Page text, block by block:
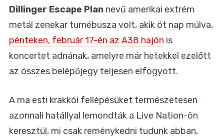
Dillinger Escape Plan nevű amerikai extrém
metál zenekar turnébusza volt, akik öt nap múlva,
pénteken, február 17-én az A38 hajón is
koncertet adnának, amelyre már hetekkel ezelőtt
az összes belépőjegy teljesen elfogyott.
A ma esti krakkói fellépésüket természetesen
azonnali hatállyal lemondták a Live Nation-ön
keresztül, mi csak reménykedni tudunk abban,